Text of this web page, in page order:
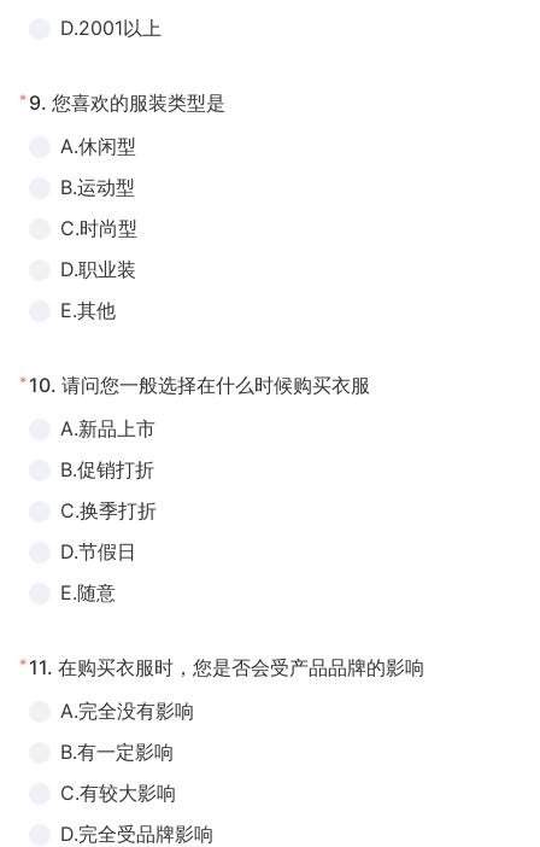
D.2001以上
* 9. 您喜欢的服装类型是
A.休闲型
B.运动型
C.时尚型
D.职业装
E.其他
* 10. 请问您一般选择在什么时候购买衣服
A.新品上市
B.促销打折
C.换季打折
D.节假日
E.随意
* 11. 在购买衣服时，您是否会受产品品牌的影响
A.完全没有影响
B.有一定影响
C.有较大影响
D.完全受品牌影响